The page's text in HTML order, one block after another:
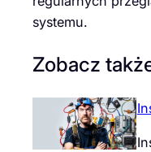
systemu.
Zobacz